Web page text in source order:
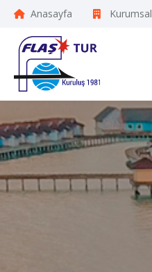
Anasayfa Kurumsal